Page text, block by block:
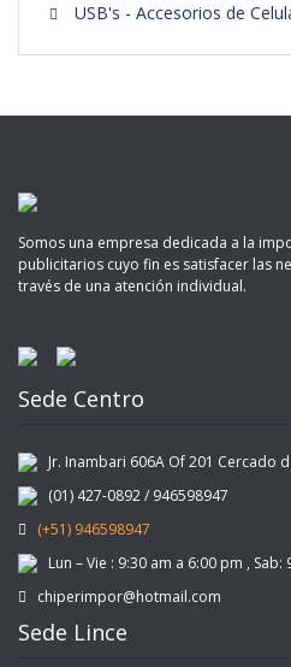
USB's - Accesorios de
Somos una empresa dedicada a la
publicitarios cuyo fin es satisfacer las
través de una atención individual.
Sede Centro
Jr. Inambari 606A Of 201 Cercado
(01) 427-0892 / 946598947
(+51) 946598947
Lun – Vie : 9:30 am a 6:00 pm , Sab:
chiperimpor@hotmail.com
Sede Lince